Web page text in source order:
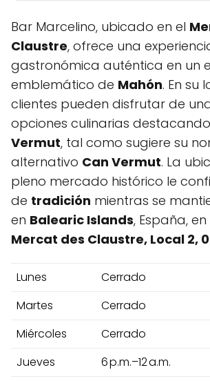
Bar Marcelino, ubicado en el
Claustre, ofrece una
gastronómica auténtica en un
emblemático de Mahón. En su
clientes pueden disfrutar de
opciones culinarias
Vermut, tal como sugiere su
alternativo Can Vermut. La
pleno mercado histórico le
de tradición mientras se
en Balearic Islands, España,
Mercat des Claustre, Local 2,
Lunes
Cerrado
Martes
Cerrado
Miércoles
Cerrado
Jueves
6 p.m.–12 a.m.